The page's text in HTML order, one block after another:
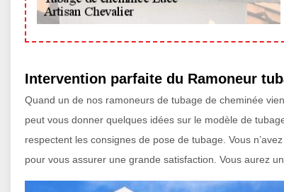
Intervention parfaite du Ramoneur
Quand un de nos ramoneurs de tubage de cheminée
peut vous donner quelques idées sur le modèle de
respectent les consignes de pose de tubage. Vous
pour vous assurer une grande satisfaction. Vous aurez